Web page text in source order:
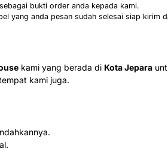
sebagai bukti order anda kepada kami.
yang anda pesan sudah selesai siap
kami yang berada di Kota Jepara
kami juga.